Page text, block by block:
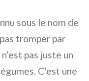
sous le nom de
tromper par
pas juste un
C’est une